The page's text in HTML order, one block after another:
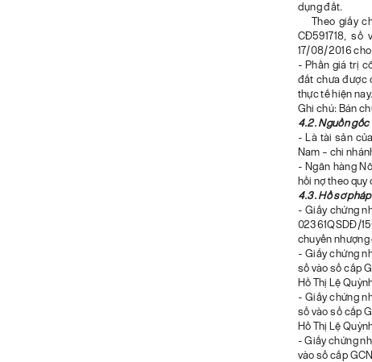
dụng đất.
Theo giấy
CĐ591718, sổ
17/08/2016
- Phần giá trị
đất chưa được
thực tế hiện nay.
Ghi chú: Bán
4.2. Nguồn gốc
- Là tài sản
Nam – chi
- Ngân hàng
hồi nợ theo
4.3. Hồ sơ pháp
- Giấy chứng
02361QSDĐ/
chuyển
- Giấy chứng
sổ vào sổ cấp
Hồ Thị Lệ
- Giấy chứng
sổ vào sổ cấp
Hồ Thị Lệ
- Giấy chứng
vào sổ cấp